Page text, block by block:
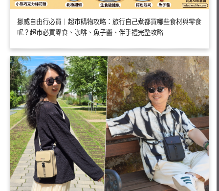
挪威自由行必買｜超市購物攻略：旅行自己煮都買哪些食材與零食
呢？超市必買零食、咖啡、魚子醬、伴手禮完整攻略